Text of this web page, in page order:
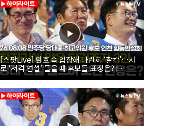
[스팟Live] 환호 속 입장해 나란히 ‘찰칵’…서
로 ‘저격 연설’ 들을 때 후보들 표정은? |
26.08.08 더불어민주당 당대표·최고위원 후
보 인천 합동연설회